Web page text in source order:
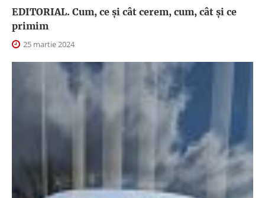
EDITORIAL. Cum, ce şi cât cerem, cum, cât şi ce
primim
25 martie 2024